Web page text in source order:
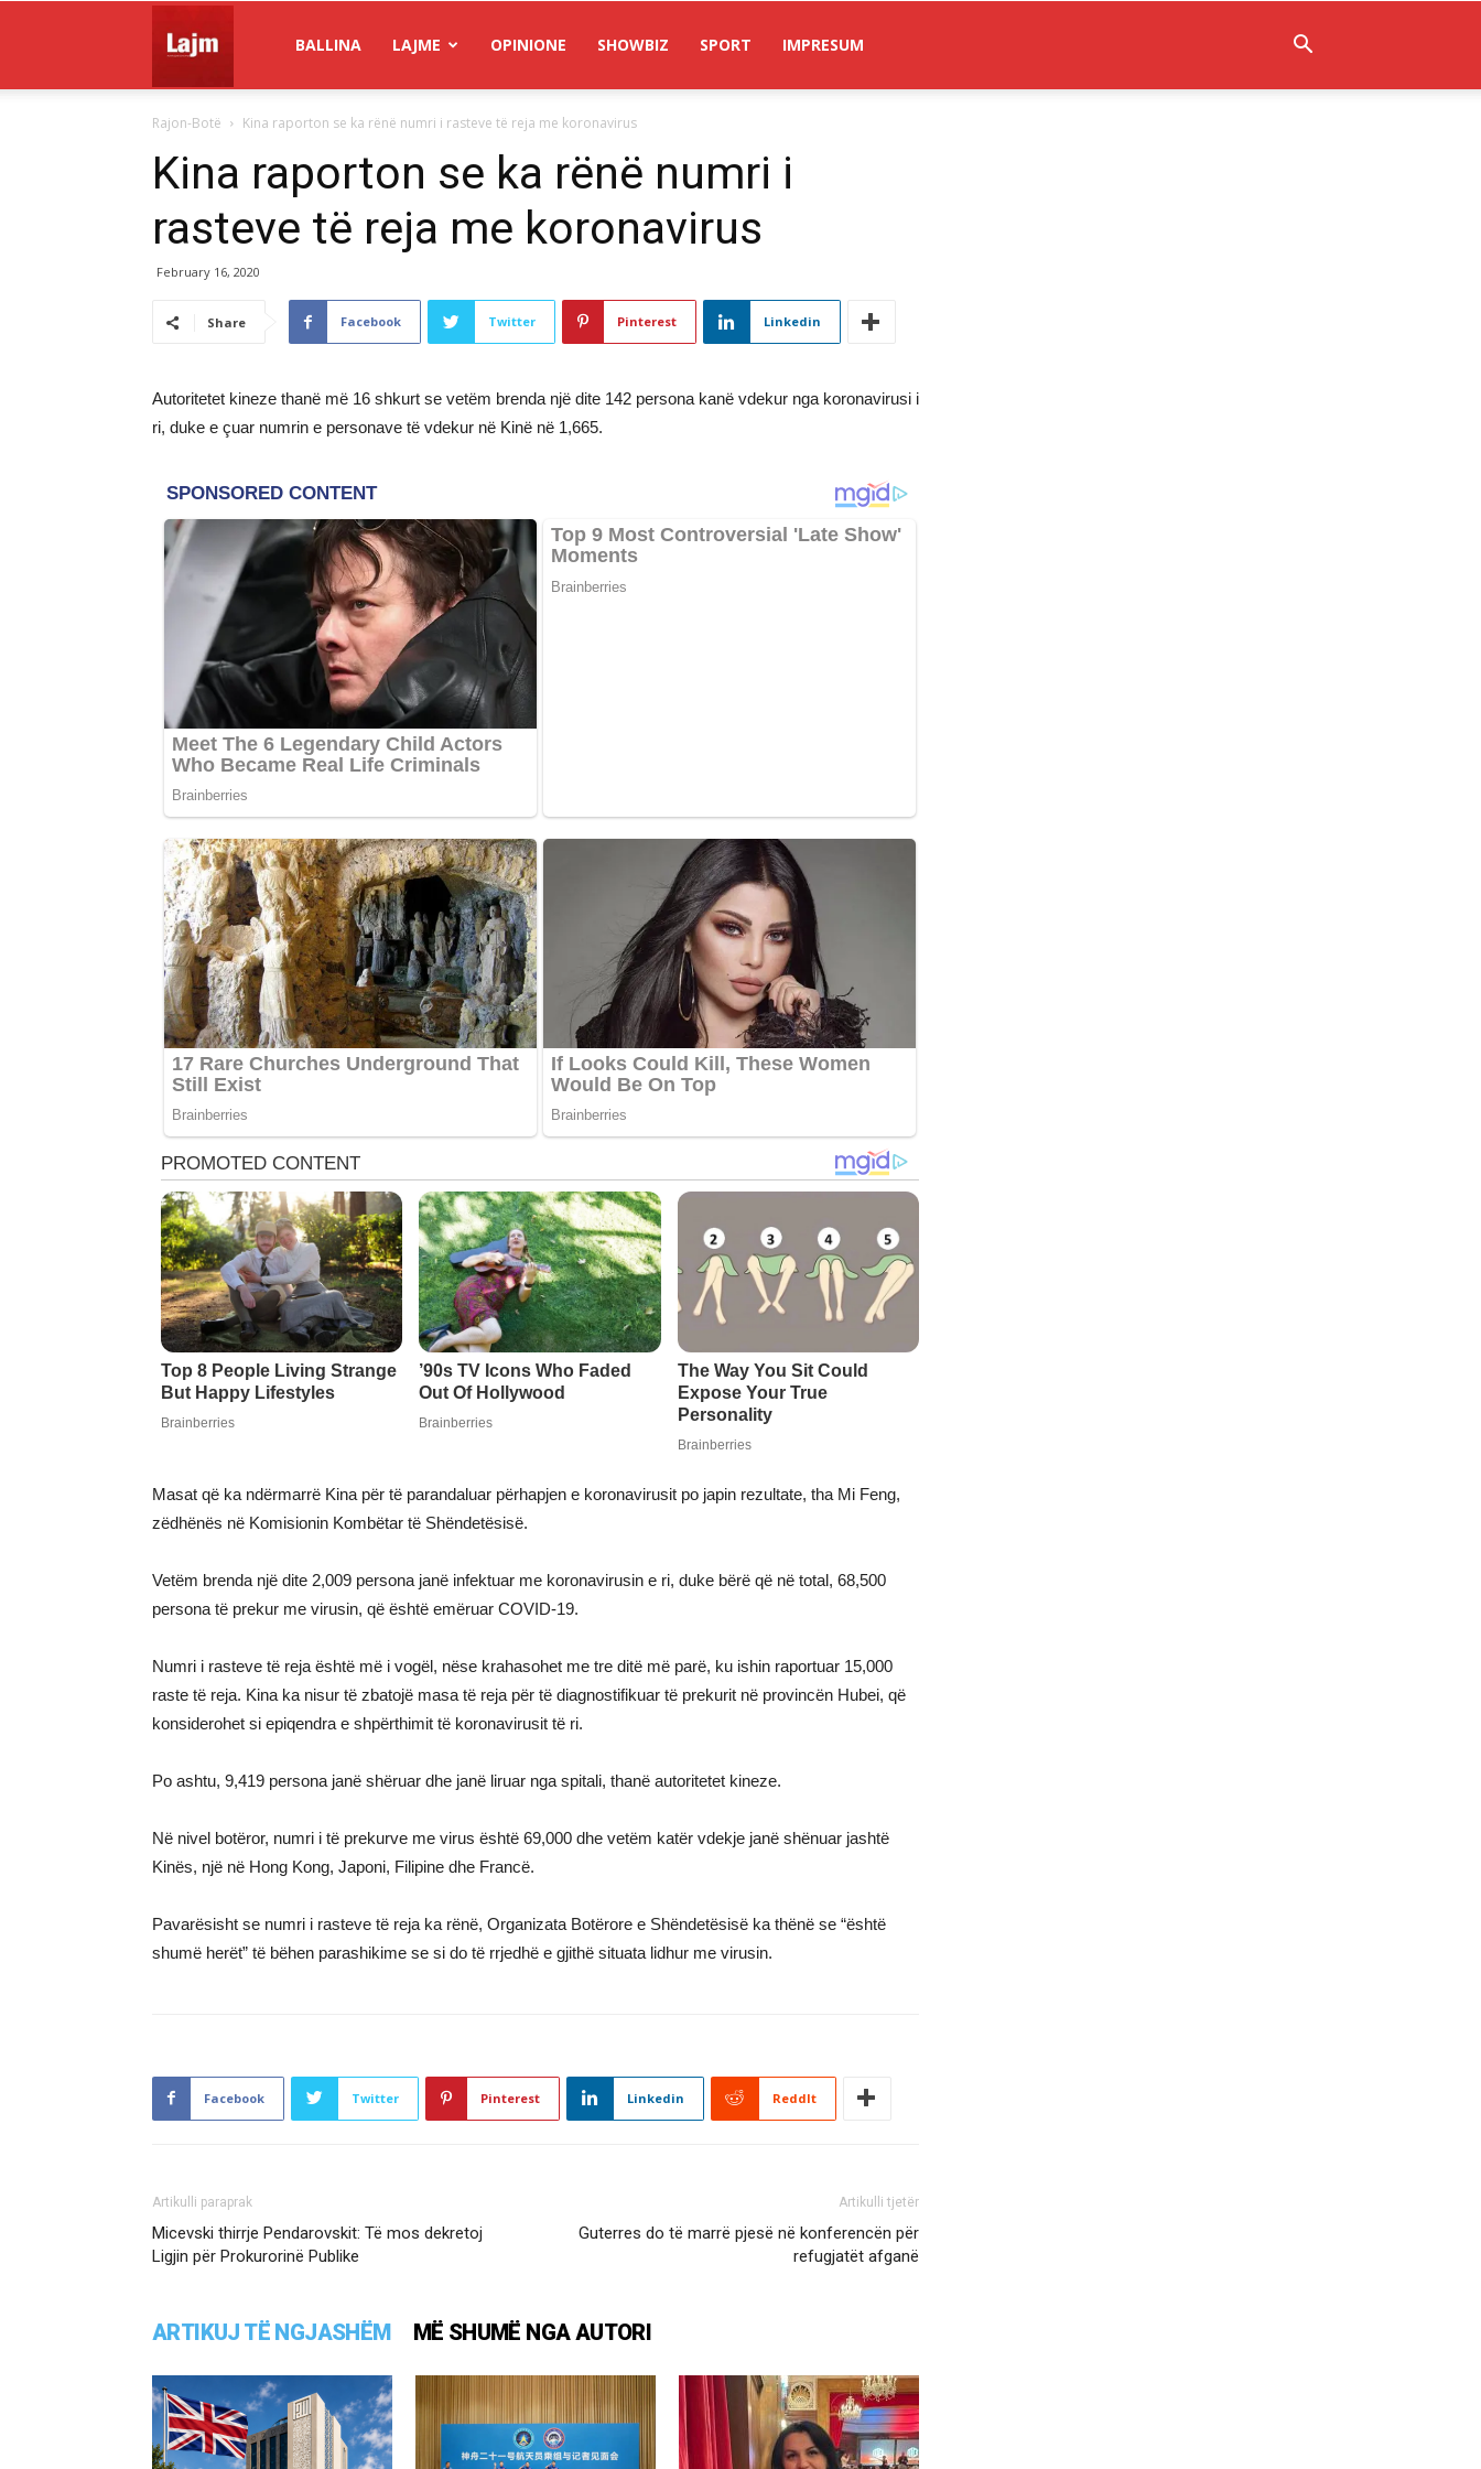
Lajm
BALLINA LAJME OPINIONE SHOWBIZ SPORT IMPRESUM
Rajon-Botë Kina raporton se ka rënë numri i rasteve të reja me koronavirus
Kina raporton se ka rënë numri i
rasteve të reja me koronavirus
February 16, 2020
Share Facebook Twitter Pinterest Linkedin
Autoritetet kineze thanë më 16 shkurt se vetëm brenda një dite 142 persona kanë vdekur nga koronavirusi i
ri, duke e çuar numrin e personave të vdekur në Kinë në 1,665.
Masat që ka ndërmarrë Kina për të parandaluar përhapjen e koronavirusit po japin rezultate, tha Mi Feng,
zëdhënës në Komisionin Kombëtar të Shëndetësisë.
Vetëm brenda një dite 2,009 persona janë infektuar me koronavirusin e ri, duke bërë që në total, 68,500
persona të prekur me virusin, që është emëruar COVID-19.
Numri i rasteve të reja është më i vogël, nëse krahasohet me tre ditë më parë, ku ishin raportuar 15,000
raste të reja. Kina ka nisur të zbatojë masa të reja për të diagnostifikuar të prekurit në provincën Hubei, që
konsiderohet si epiqendra e shpërthimit të koronavirusit të ri.
Po ashtu, 9,419 persona janë shëruar dhe janë liruar nga spitali, thanë autoritetet kineze.
Në nivel botëror, numri i të prekurve me virus është 69,000 dhe vetëm katër vdekje janë shënuar jashtë
Kinës, një në Hong Kong, Japoni, Filipine dhe Francë.
Pavarësisht se numri i rasteve të reja ka rënë, Organizata Botërore e Shëndetësisë ka thënë se “është
shumë herët” të bëhen parashikime se si do të rrjedhë e gjithë situata lidhur me virusin.
Facebook Twitter Pinterest Linkedin ReddIt
Artikulli paraprak
Micevski thirrje Pendarovskit: Të mos dekretoj
Ligjin për Prokurorinë Publike
Artikulli tjetër
Guterres do të marrë pjesë në konferencën për
refugjatët afganë
ARTIKUJ TË NGJASHËM MË SHUMË NGA AUTORI